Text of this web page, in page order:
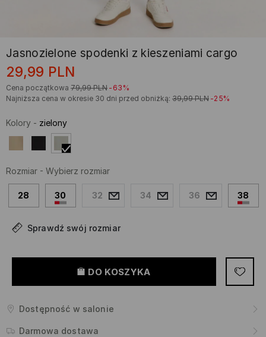
Jasnozielone spodenki z kieszeniami cargo
29,99 PLN
Cena początkowa 79,99 PLN -63%
Najniższa cena w okresie 30 dni przed obniżką: 39,99 PLN -25%
Kolory - zielony
Rozmiar - Wybierz rozmiar
28 30 32 34 36 38
Sprawdź swój rozmiar
DO KOSZYKA
Dostępność w salonie
Darmowa dostawa